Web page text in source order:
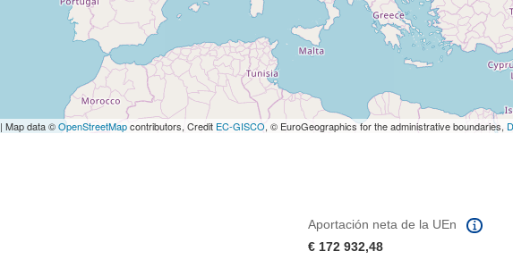
| Map data ©OpenStreetMapcontributors, Credit EC-GISCO, © EuroGeographics for the administrative boundaries,
Aportación neta de la UEn
€ 172 932,48